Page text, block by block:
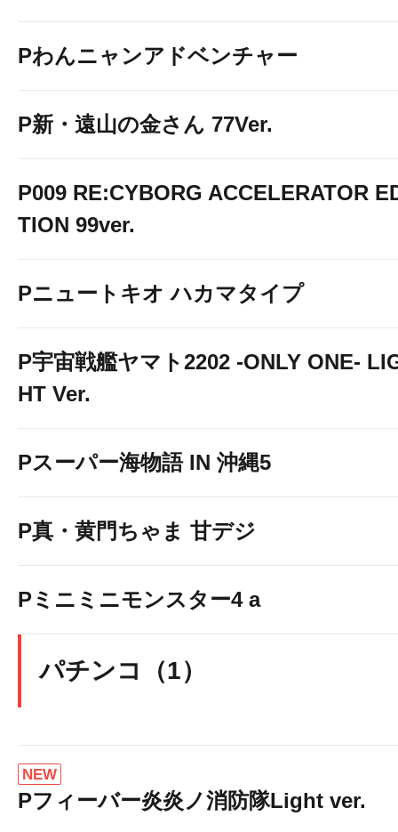
Pわんニャンアドベンチャー
P新・遠山の金さん 77Ver.
P009 RE:CYBORG ACCELERATOR
TION 99ver.
Pニュートキオ ハカマタイプ
P宇宙戦艦ヤマト2202 -ONLY ONE-
HT Ver.
Pスーパー海物語 IN 沖縄5
P真・黄門ちゃま 甘デジ
Pミニミニモンスター4 a
パチンコ（1）
NEW
Pフィーバー炎炎ノ消防隊Light ver.